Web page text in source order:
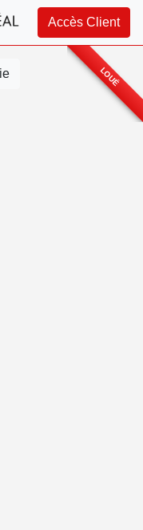
Accès Client
LOUÉ